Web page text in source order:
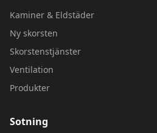
Kaminer & Eldstäder
Ny skorsten
Skorstenstjänster
Ventilation
Produkter
Sotning